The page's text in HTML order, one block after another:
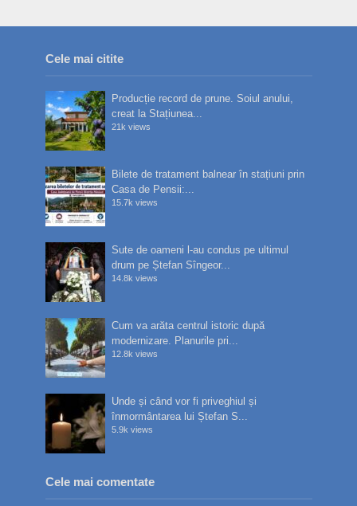
Cele mai citite
Producție record de prune. Soiul anului,
creat la Stațiunea...
21k views
Bilete de tratament balnear în stațiuni prin
Casa de Pensii:...
15.7k views
Sute de oameni l-au condus pe ultimul
drum pe Ștefan Sîngeor...
14.8k views
Cum va arăta centrul istoric după
modernizare. Planurile pri...
12.8k views
Unde și când vor fi priveghiul și
înmormântarea lui Ștefan S...
5.9k views
Cele mai comentate